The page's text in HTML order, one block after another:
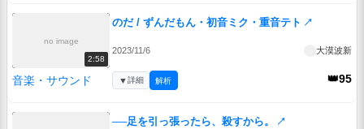
no image
2:58
のだ / ずんだもん・初音ミク・重音テト ↗
2023/11/6 大漠波新
音楽・サウンド 👑95
▼詳細 解析
──足を引っ張ったら、殺すから。 ↗